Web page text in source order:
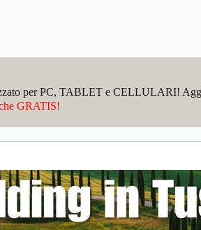
per PC, TABLET e CELLULARI!
GRATIS!